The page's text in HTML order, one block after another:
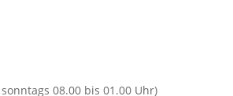
08.00 bis 01.00 Uhr)